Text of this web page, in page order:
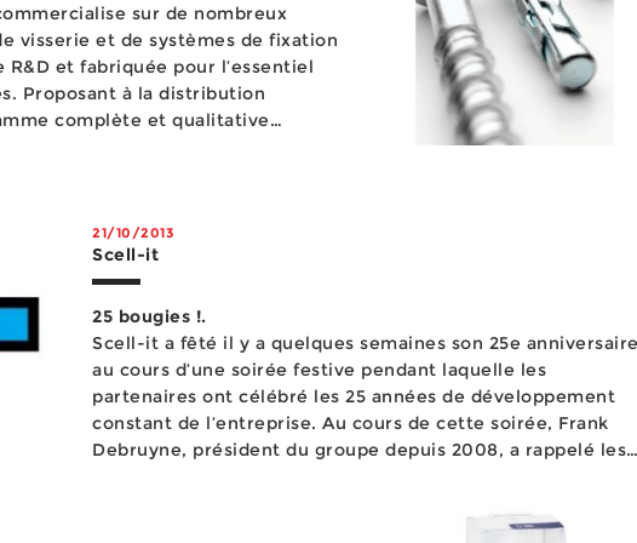
sur de nombreux
visserie et de systèmes de fixation
R&D et fabriquée pour l’essentiel
Proposant à la distribution
complète et qualitative
21/10/2013
Scell-it
25 bougies !.
Scell-it a fêté il y a quelques semaines son 25e
au cours d’une soirée festive pendant laquelle les
partenaires ont célébré les 25 années de développement
constant de l’entreprise. Au cours de cette soirée, Frank
Debruyne, président du groupe depuis 2008, a rappelé les